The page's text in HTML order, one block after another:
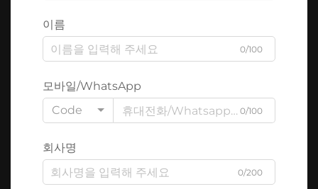
이름
0/100
모바일/WhatsApp
Code
0/100
회사명
0/200